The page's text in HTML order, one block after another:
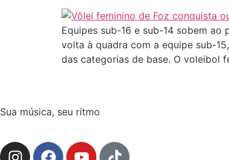
Equipes sub-16 e sub-14 sobem
volta à quadra com a equipe sub-
das categorias de base. O voleibol
Sua música, seu rítmo